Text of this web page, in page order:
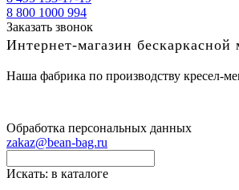
8 800 1000 994
Заказать звонок
Интернет-магазин бескаркасной
Наша фабрика по производству кресел-
Обработка персональных данных
zakaz@bean-bag.ru
Искать: в каталоге